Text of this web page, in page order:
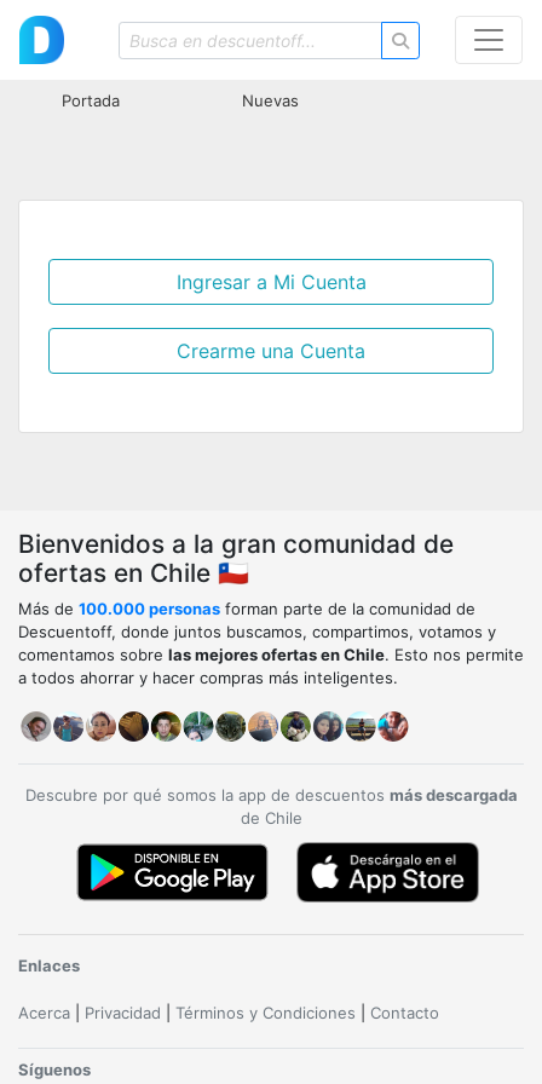
Portada Nuevas
Ingresar a Mi Cuenta
Crearme una Cuenta
Bienvenidos a la gran comunidad de
ofertas en Chile 🇨🇱
Más de 100.000 personas forman parte de la comunidad de
Descuentoff, donde juntos buscamos, compartimos, votamos y
comentamos sobre las mejores ofertas en Chile. Esto nos permite
a todos ahorrar y hacer compras más inteligentes.
Descubre por qué somos la app de descuentos más descargada
de Chile
Enlaces
Acerca Privacidad Términos y Condiciones Contacto
Síguenos